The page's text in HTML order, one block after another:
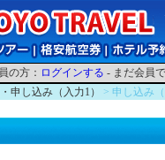
の方： ログインする - まだ会員
申し込み（入力1） > 申し込み